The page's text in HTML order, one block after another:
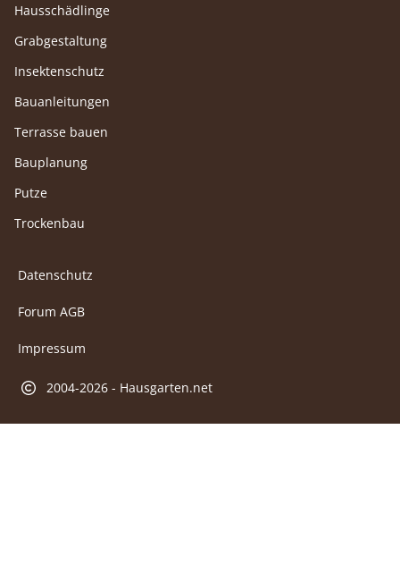
Hausschädlinge
Grabgestaltung
Insektenschutz
Bauanleitungen
Terrasse bauen
Bauplanung
Putze
Trockenbau
Datenschutz
Forum AGB
Impressum
2004-2026 - Hausgarten.net